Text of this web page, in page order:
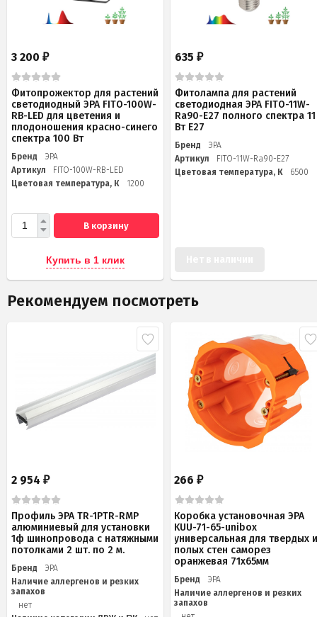
3 200 ₽
Фитопрожектор для растений
светодиодный ЭРА FITO-100W-
RB-LED для цветения и
плодоношения красно-синего
спектра 100 Вт
Бренд
ЭРА
Артикул
FITO-100W-RB-LED
Цветовая температура, К
1200
В корзину
Купить в 1 клик
635 ₽
Фитолампа для растений
светодиодная ЭРА FITO-11W-
Ra90-E27 полного спектра 11
Вт Е27
Бренд
ЭРА
Артикул
FITO-11W-Ra90-E27
Цветовая температура, К
6500
Рекомендуем посмотреть
2 954 ₽
Профиль ЭРА TR-1PTR-RMP
алюминиевый для установки
1ф шинопровода с натяжными
потолками 2 шт. по 2 м.
Бренд
ЭРА
Наличие аллергенов и резких
запахов
нет
266₽
Коробка установочная ЭРА
KUU-71-65-unibox
универсальная для твердых
полых стен саморез
оранжевая 71х65мм
Бренд
ЭРА
Наличие аллергенов и резких
запахов